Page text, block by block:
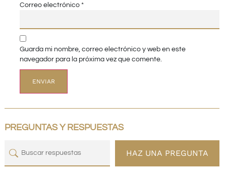
Correo electrónico *
Guarda mi nombre, correo electrónico y web en este
navegador para la próxima vez que comente.
PREGUNTAS Y RESPUESTAS
HAZ UNA PREGUNTA